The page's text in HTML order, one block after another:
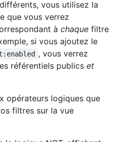
vous utilisez la
que vous verrez
à chaque filtre
si vous ajoutez le
, vous verrez
référentiels publics et
opérateurs logiques que
filtres sur la vue